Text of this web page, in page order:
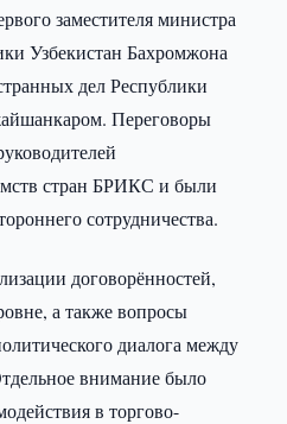
заместителя министра
Узбекистан Бахромжона
дел Республики
Переговоры
стран БРИКС и были
сотрудничества.
договорённостей,
а также вопросы
диалога между
внимание было
в торгово-